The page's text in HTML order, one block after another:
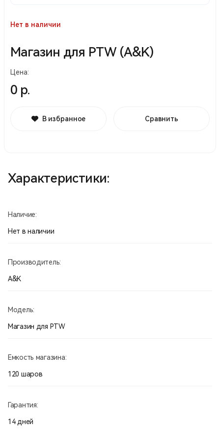
Нет в наличии
Магазин для PTW (A&K)
Цена:
0 р.
В избранное Сравнить
Характеристики:
Наличие:
Нет в наличии
Производитель:
A&K
Модель:
Магазин для PTW
Емкость магазина:
120 шаров
Гарантия:
14 дней